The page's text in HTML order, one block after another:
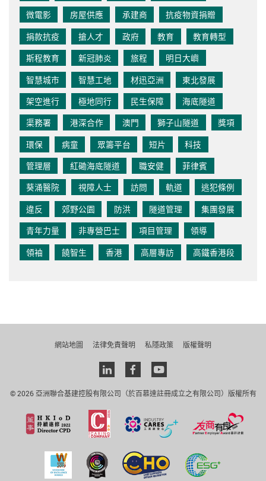
微電影
房屋供應 承建商
抗疫物資捐贈
捐款抗疫
搶人才 政府 教育
教育轉型
斯程教育
新冠肺炎 旅程
明日大嶼
智慧城市
智慧工地 材迅亞洲
東北發展
架空進行
極地同行 民生保障
海底隧道
渠務署
港深合作 澳門 獅子山隧道
獎項
環保
病童 眾籌平台 短片
科技
管理層
紅磡海底隧道 職安健
菲律賓
葵涌醫院
視障人士 訪問 軌道
逃犯條例
違反
郊野公園 防洪 隧道管理
集團發展
青年力量
非專營巴士 項目管理
領導
領袖
饒智生 香港 高層專訪 高鐵香港段
網站地圖 法律免責聲明 私隱政策 版權聲明
Linkedinfacebookyoutube
© 2026 亞洲聯合基建控股有限公司（於百慕達註冊成立之有限公司）版權所有